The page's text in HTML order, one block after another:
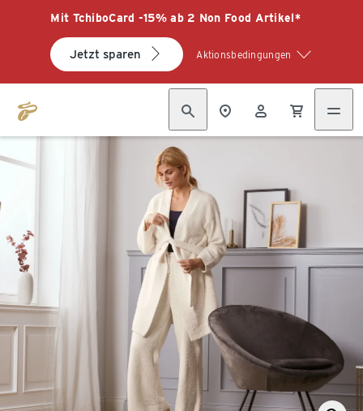
Mit TchiboCard -15% ab 2 Non Food Artikel*
Jetzt sparen Aktionsbedingungen